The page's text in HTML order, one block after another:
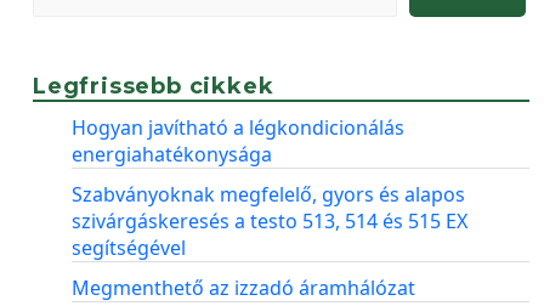
Legfrissebb cikkek
Hogyan javítható a légkondicionálás
energiahatékonysága
Szabványoknak megfelelő, gyors és alapos
szivárgáskeresés a testo 513, 514 és 515 EX
segítségével
Megmenthető az izzadó áramhálózat